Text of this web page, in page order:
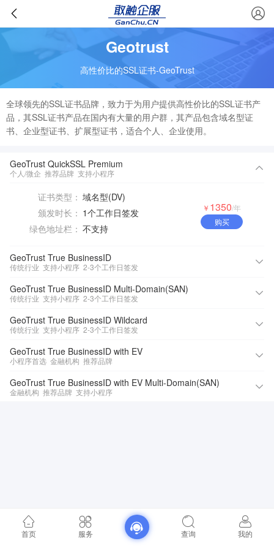
Geotrust
高性价比的SSL证书-GeoTrust
全球领先的SSL证书品牌，致力于为用户提供高性价比的SSL证书产
品，其SSL证书产品在国内有大量的用户群，其产品包含域名型证
书、企业型证书、扩展型证书，适合个人、企业使用。
GeoTrust QuickSSL Premium
个人/微企 推荐品牌 支持小程序
证书类型： 域名型(DV)
颁发时长： 1个工作日签发
绿色地址栏： 不支持
￥ 1350/年
购买
GeoTrust True BusinessID
传统行业 支持小程序 2-3个工作日签发
GeoTrust True BusinessID Multi-Domain(SAN)
传统行业 支持小程序 2-3个工作日签发
GeoTrust True BusinessID Wildcard
传统行业 支持小程序 2-3个工作日签发
GeoTrust True BusinessID with EV
小程序首选 金融机构 推荐品牌
GeoTrust True BusinessID with EV Multi-Domain(SAN)
金融机构 推荐品牌 支持小程序
首页 服务 查询 我的